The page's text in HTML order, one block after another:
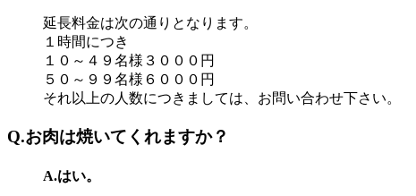
延長料金は次の通りとなります。
１時間につき
１０～４９名様３０００円
５０～９９名様６０００円
それ以上の人数につきましては、お問い合わせ下さい。
Q.お肉は焼いてくれますか？
A.はい。